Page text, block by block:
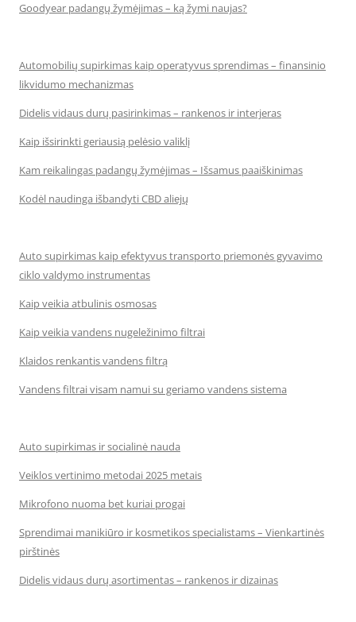
Goodyear padangų žymėjimas – ką žymi naujas?
Automobilių supirkimas kaip operatyvus sprendimas – finansinio
likvidumo mechanizmas
Didelis vidaus durų pasirinkimas – rankenos ir interjeras
Kaip išsirinkti geriausią pelėsio valiklį
Kam reikalingas padangų žymėjimas – Išsamus paaiškinimas
Kodėl naudinga išbandyti CBD aliejų
Auto supirkimas kaip efektyvus transporto priemonės gyvavimo
ciklo valdymo instrumentas
Kaip veikia atbulinis osmosas
Kaip veikia vandens nugeležinimo filtrai
Klaidos renkantis vandens filtrą
Vandens filtrai visam namui su geriamo vandens sistema
Auto supirkimas ir socialinė nauda
Veiklos vertinimo metodai 2025 metais
Mikrofono nuoma bet kuriai progai
Sprendimai manikiūro ir kosmetikos specialistams – Vienkartinės
pirštinės
Didelis vidaus durų asortimentas – rankenos ir dizainas